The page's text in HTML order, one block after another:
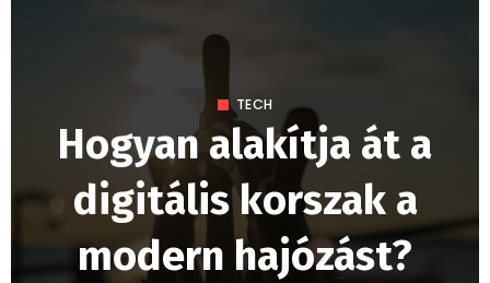
TECH
Hogyan alakítja át a
digitális korszak a
modern hajózást?